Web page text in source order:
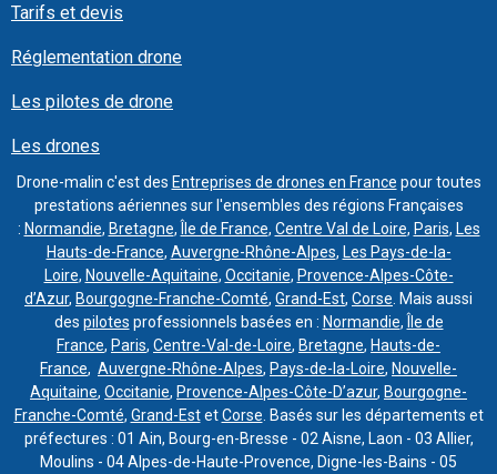
Tarifs et devis
Réglementation drone
Les pilotes de drone
Les drones
Drone-malin c'est des Entreprises de drones en France pour toutes
prestations aériennes sur l'ensembles des régions Françaises
: Normandie, Bretagne, Île de France, Centre Val de Loire, Paris, Les
Hauts-de-France, Auvergne-Rhône-Alpes, Les Pays-de-la-
Loire, Nouvelle-Aquitaine, Occitanie, Provence-Alpes-Côte-
d’Azur, Bourgogne-Franche-Comté, Grand-Est, Corse . Mais aussi
des pilotes professionnels basées en : Normandie,
Île de
France, Paris, Centre-Val-de-Loire, Bretagne, Hauts-de-
France, Auvergne-Rhône-Alpes, Pays-de-la-Loire, Nouvelle-
Aquitaine, Occitanie, Provence-Alpes-Côte-D’azur, Bourgogne-
Franche-Comté, Grand-EstetCorse . Basés sur les départements et
préfectures : 01 Ain, Bourg-en-Bresse - 02 Aisne, Laon - 03 Allier,
Moulins - 04 Alpes-de-Haute-Provence, Digne-les-Bains - 05